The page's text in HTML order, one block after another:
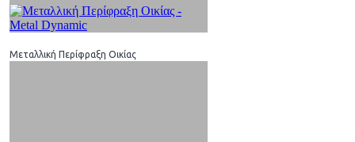
Μεταλλική Περίφραξη Οικίας